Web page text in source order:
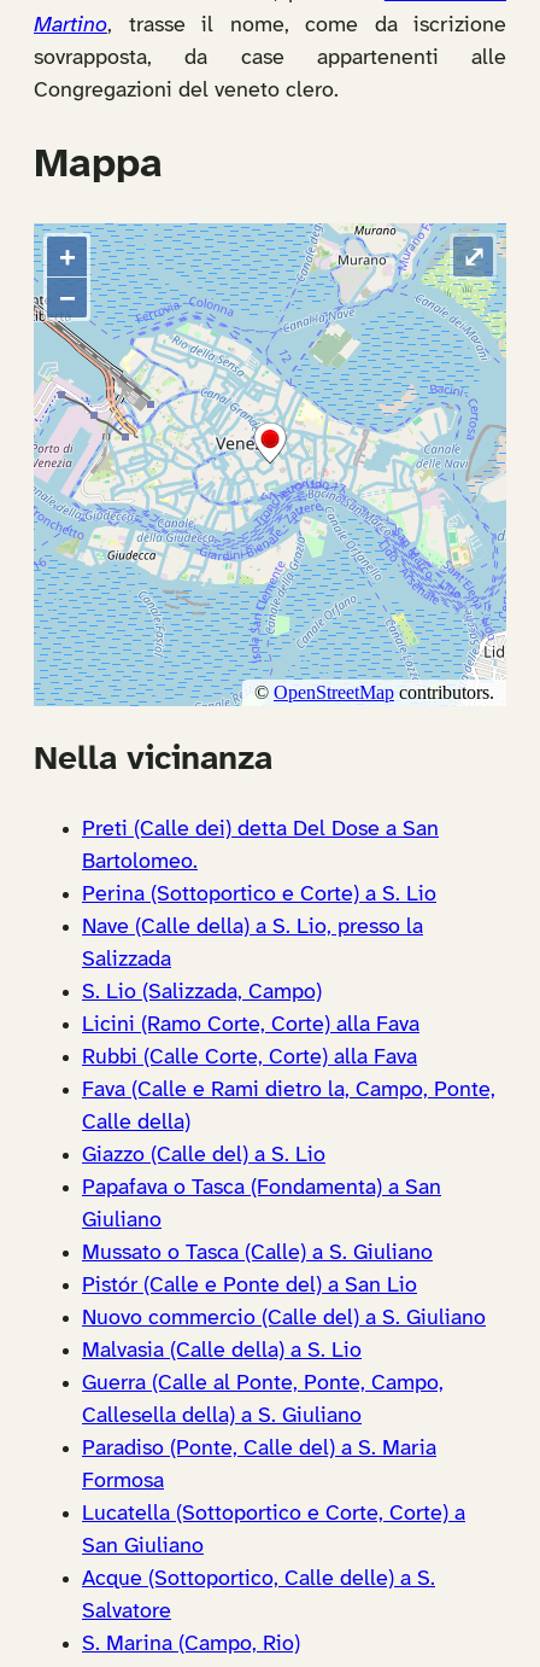
Martino, trasse il nome, come da iscrizione
sovrapposta, da case appartenenti alle
Congregazioni del veneto clero.
Mappa
Nella vicinanza
Preti (Calle dei) detta Del Dose a San
Bartolomeo.
Perina (Sottoportico e Corte) a S. Lio
Nave (Calle della) a S. Lio, presso la
Salizzada
S. Lio (Salizzada, Campo)
Licini (Ramo Corte, Corte) alla Fava
Rubbi (Calle Corte, Corte) alla Fava
Fava (Calle e Rami dietro la, Campo, Ponte,
Calle della)
Giazzo (Calle del) a S. Lio
Papafava o Tasca (Fondamenta) a San
Giuliano
Mussato o Tasca (Calle) a S. Giuliano
Pistór (Calle e Ponte del) a San Lio
Nuovo commercio (Calle del) a S. Giuliano
Malvasia (Calle della) a S. Lio
Guerra (Calle al Ponte, Ponte, Campo,
Callesella della) a S. Giuliano
Paradiso (Ponte, Calle del) a S. Maria
Formosa
Lucatella (Sottoportico e Corte, Corte) a
San Giuliano
Acque (Sottoportico, Calle delle) a S.
Salvatore
S. Marina (Campo, Rio)